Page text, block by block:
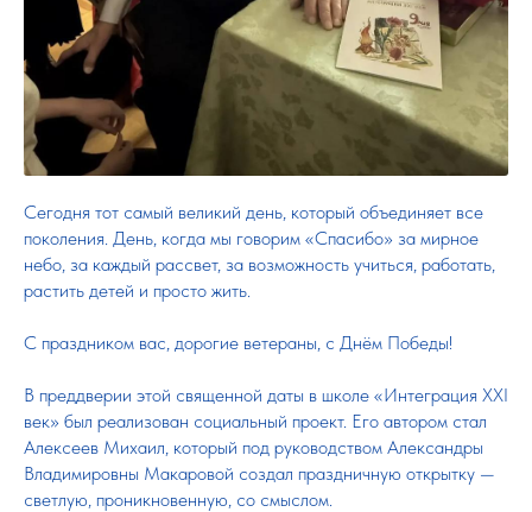
Сегодня тот самый великий день, который объединяет все
поколения. День, когда мы говорим «Спасибо» за мирное
небо, за каждый рассвет, за возможность учиться, работать,
растить детей и просто жить.
С праздником вас, дорогие ветераны, с Днём Победы!
В преддверии этой священной даты в школе «Интеграция XXI
век» был реализован социальный проект. Его автором стал
Алексеев Михаил, который под руководством Александры
Владимировны Макаровой создал праздничную открытку —
светлую, проникновенную, со смыслом.